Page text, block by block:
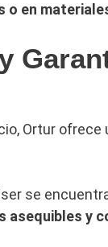
o en
Ortur ofrece
se
asequibles y